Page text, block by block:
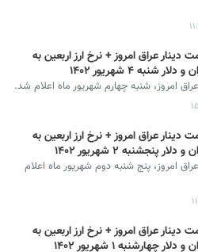
دینار عراق امروز + نرخ ارز اربعین به
شنبه ۴ شهریور ۱۴۰۲
امروز، شنبه چهارم شهریور ماه اعلام شد.
دینار عراق امروز + نرخ ارز اربعین به
پنجشنبه ۲ شهریور ۱۴۰۲
امروز، پنج شنبه دوم شهریور ماه اعلام
دینار عراق امروز + نرخ ارز اربعین به
چهارشنبه ۱ شهریور ۱۴۰۲